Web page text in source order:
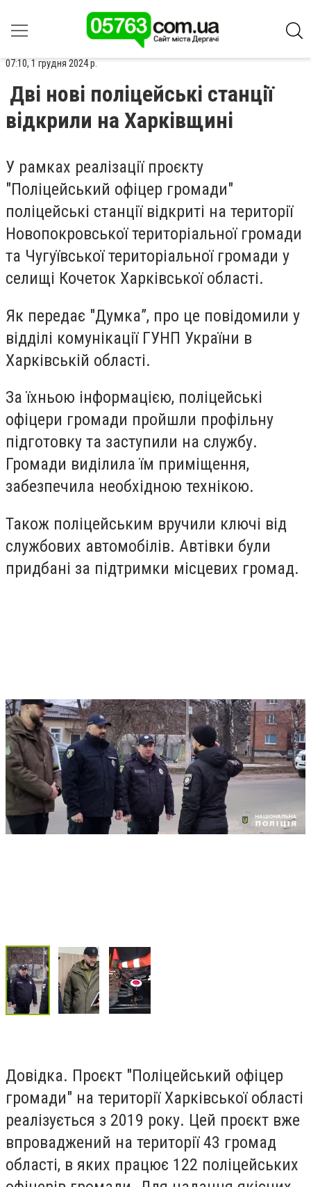
07:10, 1 грудня 2024 р.
Дві нові поліцейські станції
відкрили на Харківщині
У рамках реалізації проєкту
"Поліцейський офіцер громади"
поліцейські станції відкриті на території
Новопокровської територіальної громади
та Чугуївської територіальної громади у
селищі Кочеток Харківської області.
Як передає "Думка”, про це повідомили у
відділі комунікації ГУНП України в
Харківській області.
За їхньою інформацією, поліцейські
офіцери громади пройшли профільну
підготовку та заступили на службу.
Громади виділила їм приміщення,
забезпечила необхідною технікою.
Також поліцейським вручили ключі від
службових автомобілів. Автівки були
придбані за підтримки місцевих громад.
Довідка. Проєкт "Поліцейський офіцер
громади" на території Харківської області
реалізується з 2019 року. Цей проєкт вже
впроваджений на території 43 громад
області, в яких працює 122 поліцейських